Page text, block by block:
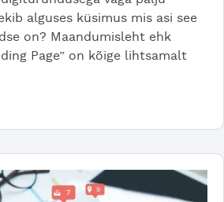
alguses küsimus mis asi see
on? Maandumisleht ehk
Page” on kõige lihtsamalt